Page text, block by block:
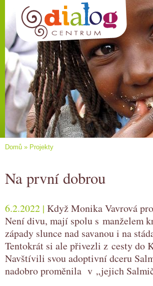
Domů » Projekty
Na první dobrou
6.2.2022 | Když Monika Vavrová
Není divu, mají spolu s manželem
západy slunce nad savanou i na
Tentokrát si ale přivezli z cesty do
Navštívili svou adoptivní dceru
nadobro proměnila v „jejich